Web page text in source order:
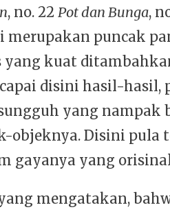
, no. 22 Pot dan Bunga,
merupakan puncak
yang kuat
disini hasil-hasil,
yang nampak
objeknya. Disini
gayanya yang
mengatakan,